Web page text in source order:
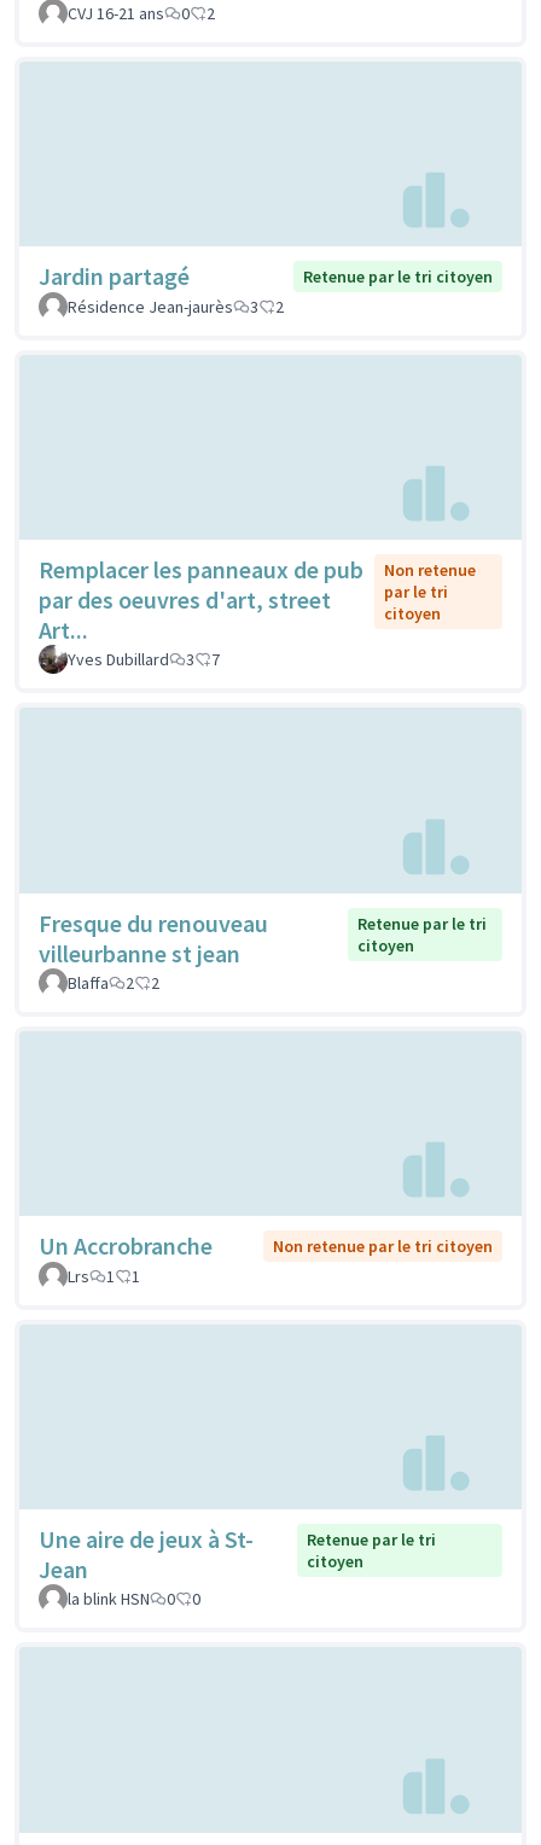
CVJ 16-21 ans
0 2
Jardin partagé
Retenue par le tri citoyen
Résidence Jean-jaurès
3 2
Remplacer les panneaux de pub
par des oeuvres d'art, street
Art...
Non retenue
par le tri
citoyen
Yves Dubillard 3 7
Fresque du renouveau
villeurbanne st jean
Retenue par le tri
citoyen
Blaffa
2 2
Un Accrobranche
Non retenue par le tri citoyen
Lrs
1 1
Une aire de jeux à St-
Jean
Retenue par le tri
citoyen
la blink HSN
0 0